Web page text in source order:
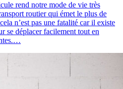
rend notre mode de vie très
routier qui émet le plus de
n’est pas une fatalité car il existe
se déplacer facilement tout en